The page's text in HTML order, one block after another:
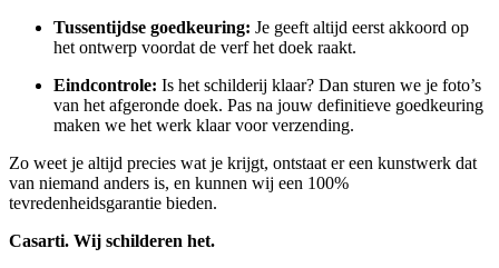
Tussentijdse goedkeuring: Je geeft altijd eerst akkoord op
het ontwerp voordat de verf het doek raakt.
Eindcontrole: Is het schilderij klaar? Dan sturen we je foto’s
van het afgeronde doek. Pas na jouw definitieve goedkeuring
maken we het werk klaar voor verzending.
Zo weet je altijd precies wat je krijgt, ontstaat er een kunstwerk dat
van niemand anders is, en kunnen wij een 100%
tevredenheidsgarantie bieden.
Casarti. Wij schilderen het.